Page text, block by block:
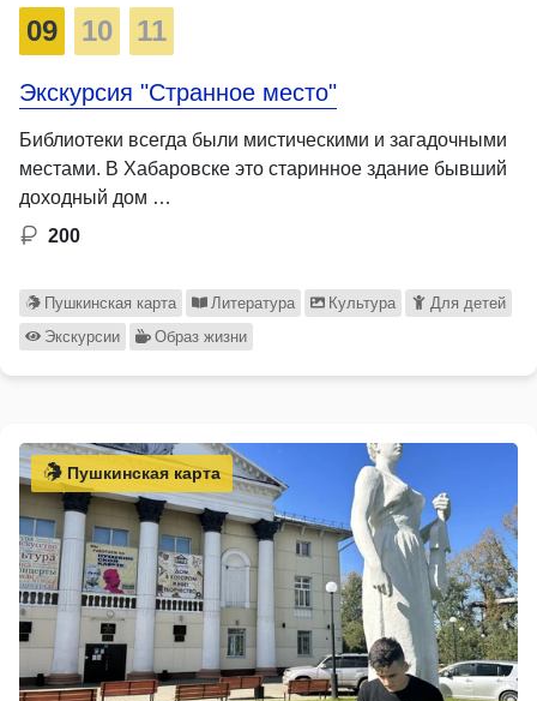
09 10 11
Экскурсия "Странное место"
Библиотеки всегда были мистическими и загадочными
местами. В Хабаровске это старинное здание бывший
доходный дом …
200
Пушкинская карта Литература Культура
Для детей
Экскурсии
Образ жизни
Пушкинская карта